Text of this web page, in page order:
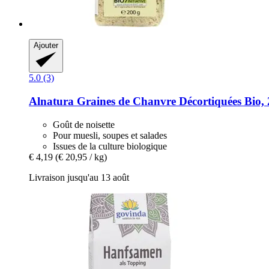
Ajouter
5.0 (3)
Alnatura Graines de Chanvre Décortiquées Bio,
Goût de noisette
Pour muesli, soupes et salades
Issues de la culture biologique
€ 4,19 (€ 20,95 / kg)
Livraison jusqu'au 13 août